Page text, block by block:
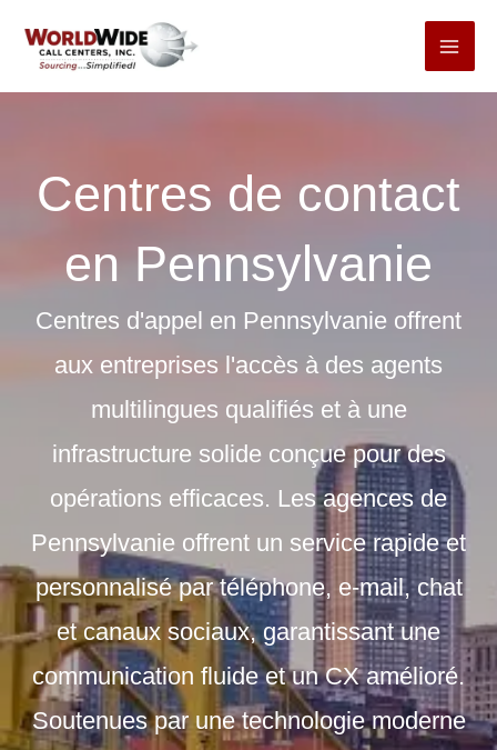
Centres de contact
en Pennsylvanie
Centres d'appel en Pennsylvanie offrent
aux entreprises l'accès à des agents
multilingues qualifiés et à une
infrastructure solide conçue pour des
opérations efficaces. Les agences de
Pennsylvanie offrent un service rapide et
personnalisé par téléphone, e-mail, chat
et canaux sociaux, garantissant une
communication fluide et un CX amélioré.
Soutenues par une technologie moderne